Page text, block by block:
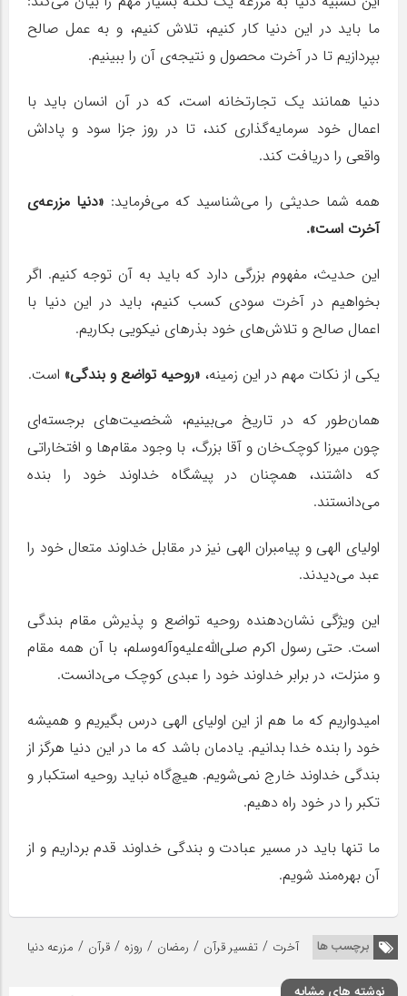
ما باید در این دنیا کار کنیم، تلاش کنیم، و به عمل صالح
بپردازیم تا در آخرت محصول و نتیجه‌ی آن را ببینیم.
دنیا همانند یک تجارتخانه است، که در آن انسان باید با
اعمال خود سرمایه‌گذاری کند، تا در روز جزا سود و پاداش
واقعی را دریافت کند.
همه شما حدیثی را می‌شناسید که می‌فرماید: «دنیا مزرعه‌ی
آخرت است».
این حدیث، مفهوم بزرگی دارد که باید به آن توجه کنیم. اگر
بخواهیم در آخرت سودی کسب کنیم، باید در این دنیا با
اعمال صالح و تلاش‌های خود بذرهای نیکویی بکاریم.
یکی از نکات مهم در این زمینه، «روحیه تواضع و بندگی» است.
همان‌طور که در تاریخ می‌بینیم، شخصیت‌های برجسته‌ای
چون میرزا کوچک‌خان و آقا بزرگ، با وجود مقام‌ها و افتخاراتی
که داشتند، همچنان در پیشگاه خداوند خود را بنده
می‌دانستند.
اولیای الهی و پیامبران الهی نیز در مقابل خداوند متعال خود را
عبد می‌دیدند.
این ویژگی نشان‌دهنده روحیه تواضع و پذیرش مقام بندگی
است. حتی رسول اکرم صلی‌الله‌علیه‌وآله‌وسلم، با آن همه مقام
و منزلت، در برابر خداوند خود را عبدی کوچک می‌دانست.
امیدواریم که ما هم از این اولیای الهی درس بگیریم و همیشه
خود را بنده خدا بدانیم. یادمان باشد که ما در این دنیا هرگز از
بندگی خداوند خارج نمی‌شویم. هیچ‌گاه نباید روحیه استکبار و
تکبر را در خود راه دهیم.
ما تنها باید در مسیر عبادت و بندگی خداوند قدم برداریم و از
آن بهره‌مند شویم.
برچسب ها آخرت / تفسیر قرآن / رمضان / روزه / قرآن / مزرعه دنیا